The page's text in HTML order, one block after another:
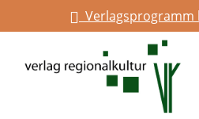
springen